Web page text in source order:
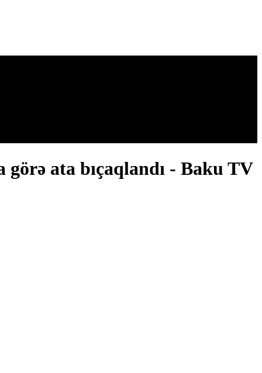
ata bıçaqlandı - Baku TV